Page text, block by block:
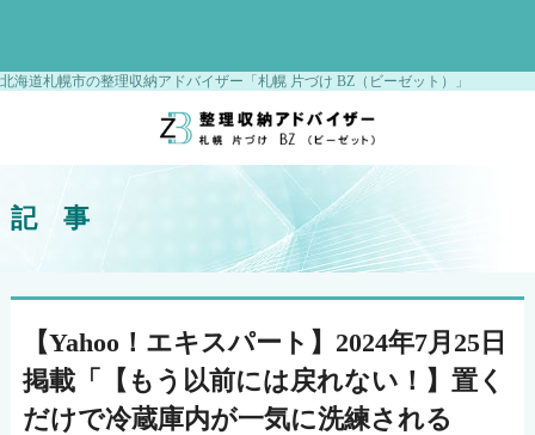
北海道札幌市の整理収納アドバイザー「札幌 片づけ BZ（ビーゼット）」
記 事
【Yahoo！エキスパート】2024年7月25日
掲載「【もう以前には戻れない！】置く
だけで冷蔵庫内が一気に洗練される